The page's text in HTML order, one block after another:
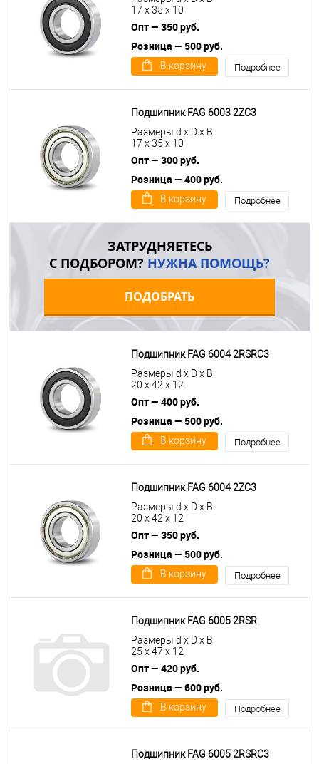
17 x 35 x 10
Опт — 350 руб.
Розница — 500 руб.
В корзину Подробнее
Подшипник FAG 6003 2ZC3
Размеры d x D x B
17 x 35 x 10
Опт — 300 руб.
Розница — 400 руб.
В корзину Подробнее
ЗАТРУДНЯЕТЕСЬ
С ПОДБОРОМ? НУЖНА ПОМОЩЬ?
ПОДОБРАТЬ
Подшипник FAG 6004 2RSRC3
Размеры d x D x B
20 x 42 x 12
Опт — 400 руб.
Розница — 500 руб.
В корзину Подробнее
Подшипник FAG 6004 2ZC3
Размеры d x D x B
20 x 42 x 12
Опт — 350 руб.
Розница — 500 руб.
В корзину Подробнее
Подшипник FAG 6005 2RSR
Размеры d x D x B
25 x 47 x 12
Опт — 420 руб.
Розница — 600 руб.
В корзину Подробнее
Подшипник FAG 6005 2RSRC3